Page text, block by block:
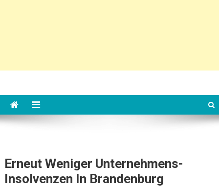
Erneut Weniger Unternehmens-
Insolvenzen In Brandenburg